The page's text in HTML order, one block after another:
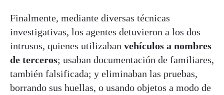
Finalmente, mediante diversas técnicas
investigativas, los agentes detuvieron a los dos
intrusos, quienes utilizaban vehículos a nombres
de terceros; usaban documentación de familiares,
también falsificada; y eliminaban las pruebas,
borrando sus huellas, o usando objetos a modo de